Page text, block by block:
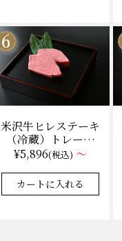
米沢牛ヒレステーキ
（冷蔵）トレー盛
り 130g×1枚から
量り売り
¥5,896(税込) ～
★★★★★
★★★★★ 4.9 35件